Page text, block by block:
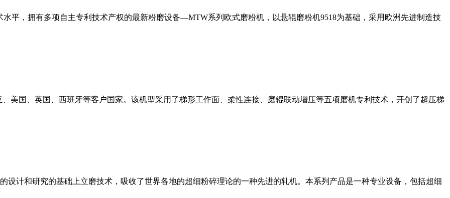
平，拥有多项自主专利技术产权的最新粉磨设备—MTW系列欧式磨粉机，以悬辊磨粉机9518为基础，采用欧洲先进制造技
美国、英国、西班牙等客户国家。该机型采用了梯形工作面、柔性连接、磨辊联动增压等五项磨机专利技术，开创了超压梯
设计和研究的基础上立磨技术，吸收了世界各地的超细粉碎理论的一种先进的轧机。本系列产品是一种专业设备，包括超细